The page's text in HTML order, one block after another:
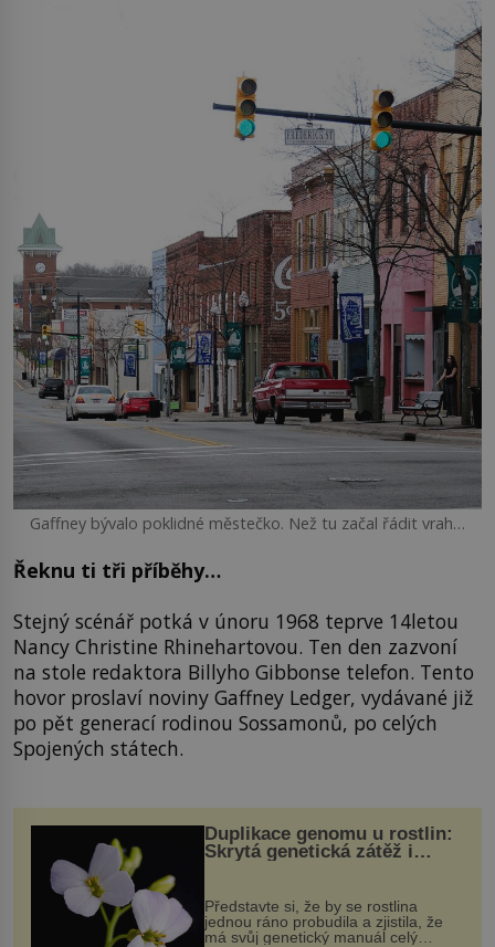
Gaffney bývalo poklidné městečko. Než tu začal řádit vrah…
Řeknu ti tři příběhy…
Stejný scénář potká v únoru 1968 teprve 14letou
Nancy Christine Rhinehartovou. Ten den zazvoní
na stole redaktora Billyho Gibbonse telefon. Tento
hovor proslaví noviny Gaffney Ledger, vydávané již
po pět generací rodinou Sossamonů, po celých
Spojených státech.
Duplikace genomu u rostlin:
Skrytá genetická zátěž i
Představte si, že by se rostlina
jednou ráno probudila a zjistila, že
má svůj genetický manuál celý